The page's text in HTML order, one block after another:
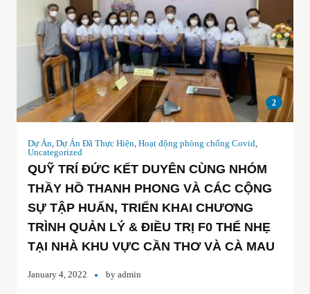
2
Dự Án Dự Án Đã Thực Hiện Hoạt động phòng chống Covid
Uncategorized
QUỸ TRÍ ĐỨC KẾT DUYÊN CÙNG NHÓM
THẦY HỒ THANH PHONG VÀ CÁC CỘNG
SỰ TẬP HUẤN, TRIỂN KHAI CHƯƠNG
TRÌNH QUẢN LÝ & ĐIỀU TRỊ F0 THỂ NHẸ
TẠI NHÀ KHU VỰC CẦN THƠ VÀ CÀ MAU
January 4, 2022 by admin